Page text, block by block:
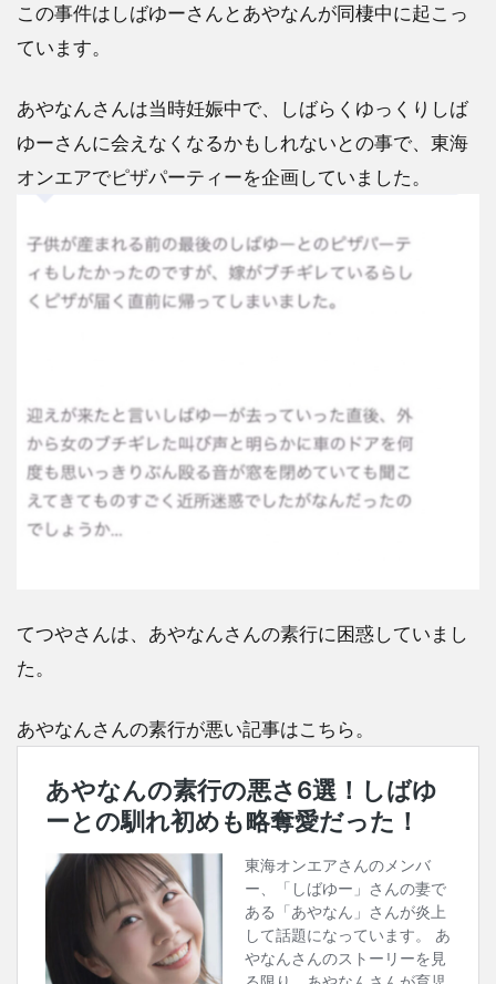
この事件はしばゆーさんとあやなんが同棲中に起こっ
ています。
あやなんさんは当時妊娠中で、しばらくゆっくりしば
ゆーさんに会えなくなるかもしれないとの事で、東海
オンエアでピザパーティーを企画していました。
てつやさんは、あやなんさんの素行に困惑していまし
た。
あやなんさんの素行が悪い記事はこちら。